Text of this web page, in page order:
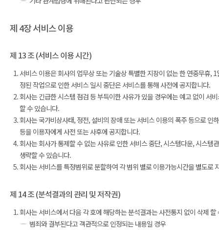
제 4장 서비스 이용
제 13 조 (서비스 이용 시간)
서비스 이용은 회사의 업무상 또는 기술상 특별한 지장이 없는 한 연중무휴,
정된 작업으로 인한 서비스 일시 중단은 서비스를 통해 사전에 공지합니다.
회사는 긴급한 시스템 점검 등 부득이한 사유가 있을 경우에는 예고 없이 서
할 수 있습니다.
회사는 국가비상사태, 정전, 설비의 장애 또는 서비스 이용의 폭주 등으로
등을 이용자에게 사전 또는 사후에 공지합니다.
회사는 회사가 통제할 수 없는 사유로 인한 서비스 중단, 시스템다운, 시스
생략할 수 있습니다.
회사는 서비스를 특정범위로 분할하여 각 범위 별로 이용가능시간을 별도로
제 14 조 (분석결과의 관리 및 저작권)
회사는 서비스에서 다음 각 호에 해당하는 분석결과는 사전통지 없이 삭제 할
범죄와 결부된다고 객관적으로 인정되는 내용일 경우